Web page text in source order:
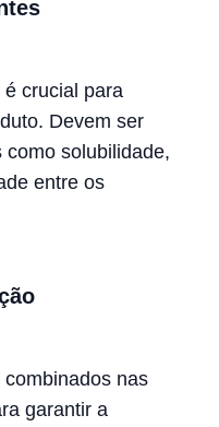
crucial para
Devem ser
solubilidade,
entre os
nas
garantir a